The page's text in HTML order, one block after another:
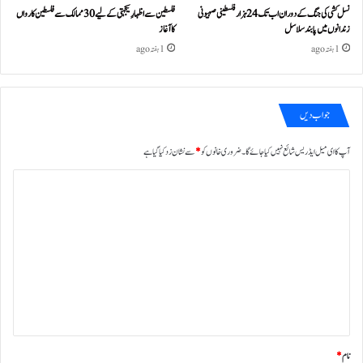
نسل کشی کی جنگ کے دوران اب تک 24ہزار فلسطینی صہیونی
زندانوں میں پابند سلاسل
1 ہفتہ ago
فلسطین سے اظہارِ یکجہتی کے لیے 30 ممالک سے فلسطین کارواں
کا آغاز
1 ہفتہ ago
جواب دیں
آپ کا ای میل ایڈریس شائع نہیں کیا جائے گا۔ضروری خانوں کو*سے نشان زد کیا گیا ہے
نام*